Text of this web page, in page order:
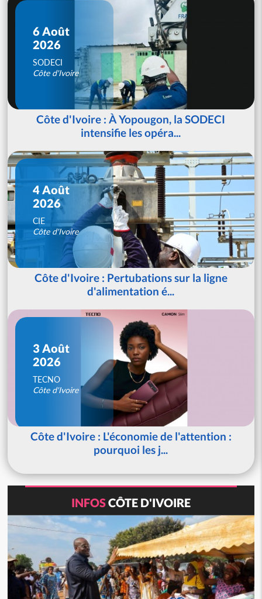
6 Août
2026
SODECI
Côte d'Ivoire
Côte d'Ivoire : À Yopougon, la SODECI
intensifie les opéra...
4 Août
2026
CIE
Côte d'Ivoire
Côte d'Ivoire : Pertubations sur la ligne
d'alimentation é...
3 Août
2026
TECNO
Côte d'Ivoire
Côte d'Ivoire : L'économie de l'attention :
pourquoi les j...
INFOSCÔTE D'IVOIRE